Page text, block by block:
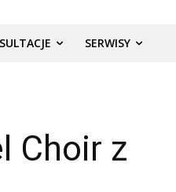
SERWISY
Choir z